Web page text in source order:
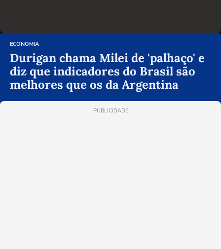
ECONOMIA
Durigan chama Milei de 'palhaço' e
diz que indicadores do Brasil são
melhores que os da Argentina
PUBLICIDADE